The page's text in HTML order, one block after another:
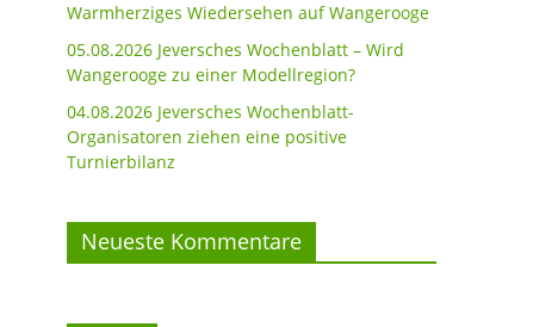
Warmherziges Wiedersehen auf Wangerooge
05.08.2026 Jeversches Wochenblatt – Wird
Wangerooge zu einer Modellregion?
04.08.2026 Jeversches Wochenblatt-
Organisatoren ziehen eine positive
Turnierbilanz
Neueste Kommentare